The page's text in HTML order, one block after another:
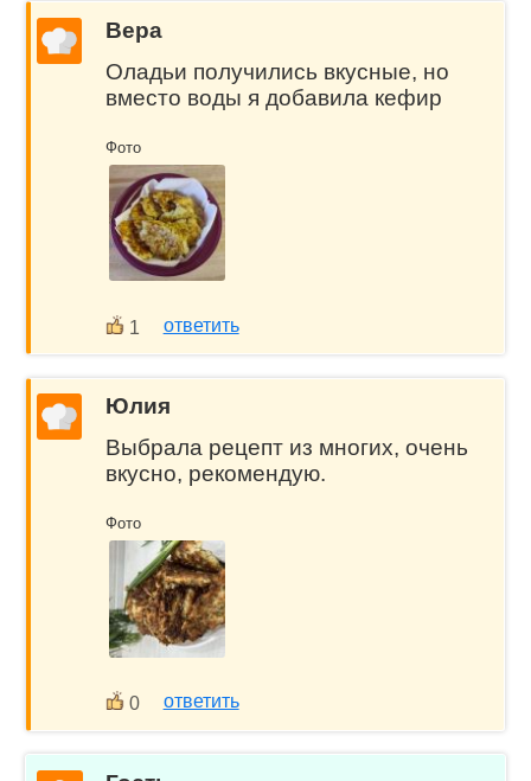
Вера
Оладьи получились вкусные, но
вместо воды я добавила кефир
Фото
1 ответить
Юлия
Выбрала рецепт из многих, очень
вкусно, рекомендую.
Фото
0 ответить